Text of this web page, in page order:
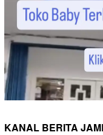
KANAL BERITA